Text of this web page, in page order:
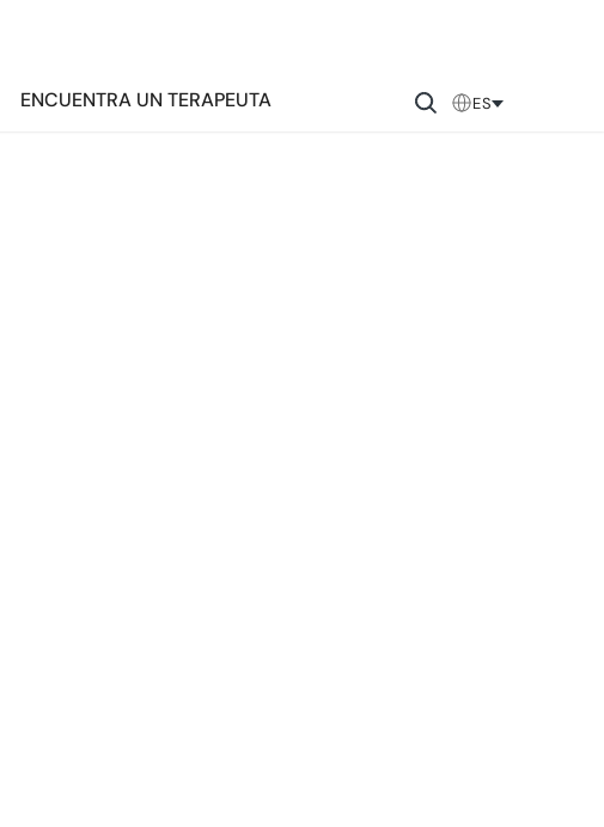
ENCUENTRA UN TERAPEUTA ES